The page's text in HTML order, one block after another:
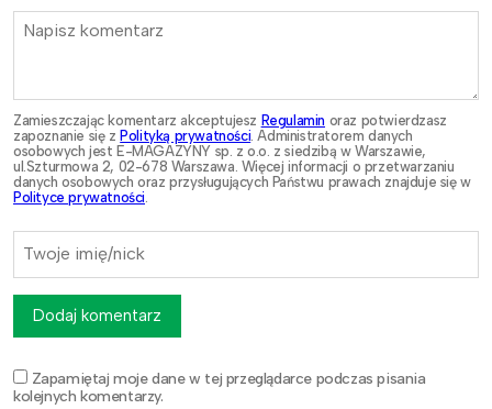
Zamieszczając komentarz akceptujesz Regulamin oraz potwierdzasz
zapoznanie się zPolityką prywatności . Administratorem danych
osobowych jest E-MAGAZYNY sp. z o.o. z siedzibą w Warszawie,
ul.Szturmowa 2, 02-678 Warszawa. Więcej informacji o przetwarzaniu
danych osobowych oraz przysługujących Państwu prawach znajduje się w
Polityce prywatności
Zapamiętaj moje dane w tej przeglądarce podczas pisania
kolejnych komentarzy.
Dodaj komentarz